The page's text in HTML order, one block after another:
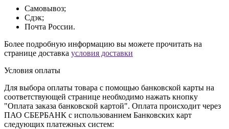
Самовывоз;
Сдэк;
Почта России.
Более подробную информацию вы можете прочитать на
странице доставка условия доставки
Условия оплаты
Для выбора оплаты товара с помощью банковской карты на
соответствующей странице необходимо нажать кнопку
"Оплата заказа банковской картой". Оплата происходит через
ПАО СБЕРБАНК с использованием Банковских карт
следующих платежных систем: